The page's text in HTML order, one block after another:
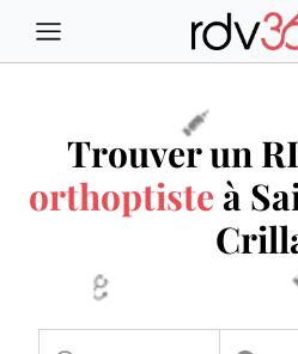
Trouver un
orthoptiste à